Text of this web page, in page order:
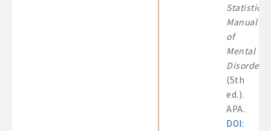
Statistical
Manual
of
Mental
Disorders
(5th
ed.).
APA.
DOI: